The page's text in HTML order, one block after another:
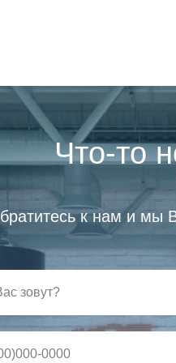
Что-то
к нам и мы